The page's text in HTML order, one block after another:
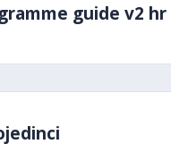
guide v2 hr